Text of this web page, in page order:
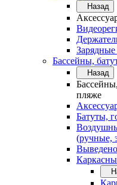
Назад
Зарядные
Бассейны,
Назад
пляже
Батуты,
(ручные,